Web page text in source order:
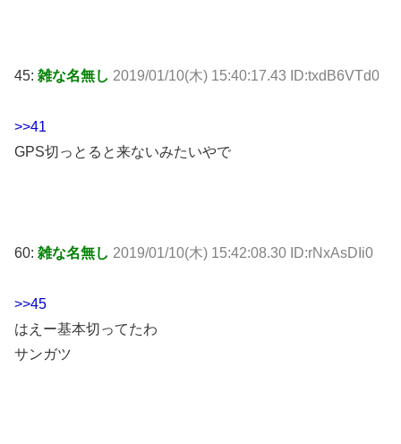
45: 雑な名無し 2019/01/10(木) 15:40:17.43 ID:txdB6VTd0
>>41
GPS切っとると来ないみたいやで
60: 雑な名無し 2019/01/10(木) 15:42:08.30 ID:rNxAsDIi0
>>45
はえー基本切ってたわ
サンガツ